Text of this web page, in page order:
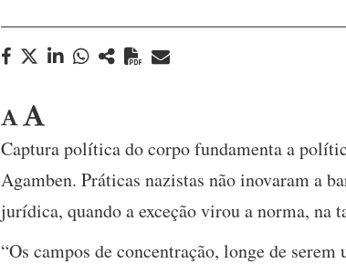
Captura política do corpo fundamenta a
Agamben. Práticas nazistas não inovaram a
jurídica, quando a exceção virou a norma, na
“Os campos de concentração, longe de